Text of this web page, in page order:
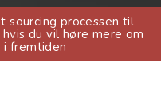
sourcing processen til
du vil høre mere om
fremtiden